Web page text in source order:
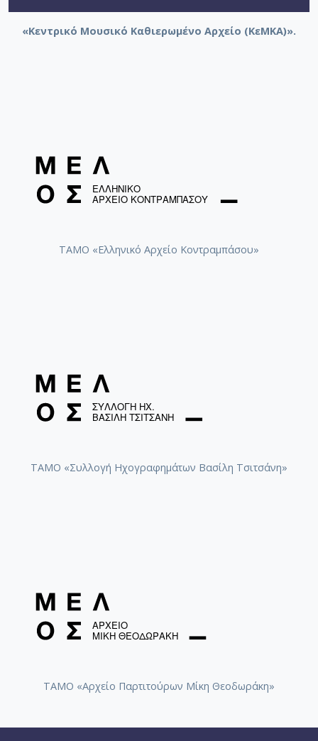
«Κεντρικό Μουσικό Καθιερωμένο Αρχείο (ΚεΜΚΑ)».
ΤΑΜΟ «Ελληνικό Αρχείο Κοντραμπάσου»
ΤΑΜΟ «Συλλογή Ηχογραφημάτων Βασίλη Τσιτσάνη»
ΤΑΜΟ «Αρχείο Παρτιτούρων Μίκη Θεοδωράκη»